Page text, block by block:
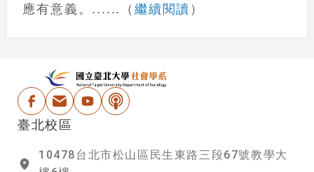
應有意義 。 ...... （繼續閱讀 ）
Facebook
電子信箱YoutubePodcast
臺北校區
10478台北市松山區民生東路三段67號教學大